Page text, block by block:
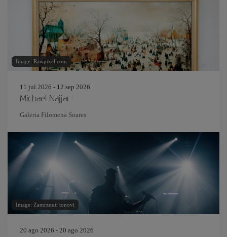
Image: Rawpixel.com
11 jul 2026 - 12 sep 2026
Michael Najjar
Galeria Filomena Soares
Image: Zamrznuti tonovi
20 ago 2026 - 20 ago 2026